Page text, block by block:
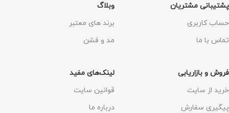
پشتیبانی مشتریان
حساب کاربری
تماس با ما
وبلاگ
برند های معتبر
مد و فشن
فروش و بازاریابی
خرید از سایت
پیگیری سفارش
لینک‌های مفید
قوانین سایت
درباره ما